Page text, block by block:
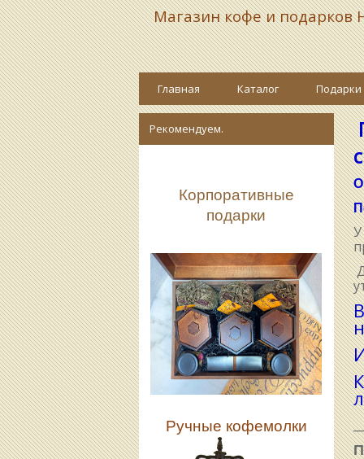
Магазин кофе и подарков
Главная Каталог Подарки
Рекомендуем.
Корпоративные
подарки
Ручные кофемолки
У